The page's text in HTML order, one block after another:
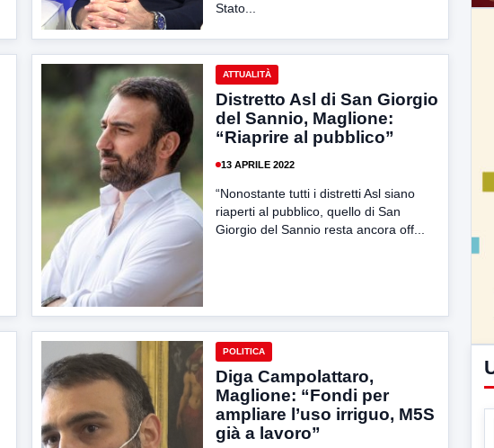
Stato...
ATTUALITÀ
Distretto Asl di San Giorgio
del Sannio, Maglione:
“Riaprire al pubblico”
13 APRILE 2022
“Nonostante tutti i distretti Asl siano
riaperti al pubblico, quello di San
Giorgio del Sannio resta ancora off...
POLITICA
Diga Campolattaro,
Maglione: “Fondi per
ampliare l’uso irriguo, M5S
già a lavoro”